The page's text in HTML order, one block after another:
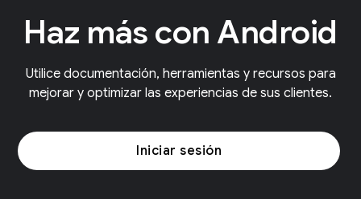
Haz más con Android
Utilice documentación, herramientas y recursos para
mejorar y optimizar las experiencias de sus clientes.
Iniciar sesión